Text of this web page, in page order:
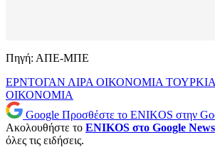
Πηγή: ΑΠΕ-ΜΠΕ
ΕΡΝΤΟΓΑΝ ΛΙΡΑ ΟΙΚΟΝΟΜΙΑ ΤΟΥΡΚΙΑ
ΟΙΚΟΝΟΜΙΑ
Google Προσθέστε το ENIKOS στην
Ακολουθήστε το ENIKOS στο Google News
όλες τις ειδήσεις.